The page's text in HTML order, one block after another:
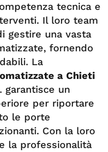
tecnica e
Il loro team
gestire una vasta
fornendo
La
a Chieti
garantisce un
per riportare
le porte
Con la loro
la professionalità